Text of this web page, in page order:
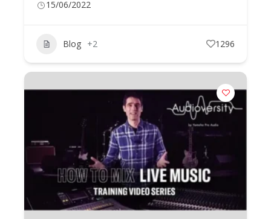
15/06/2022
Blog +2 1296